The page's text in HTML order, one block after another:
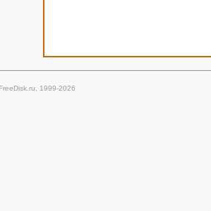
1999-2026